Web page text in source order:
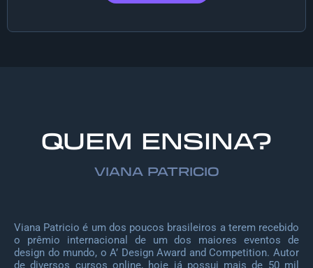
QUEM ENSINA?
VIANA PATRICIO
Viana Patricio é um dos poucos brasileiros a terem recebido
o prêmio internacional de um dos maiores eventos de
design do mundo, o A’ Design Award and Competition. Autor
de diversos cursos online, hoje já possui mais de 50 mil